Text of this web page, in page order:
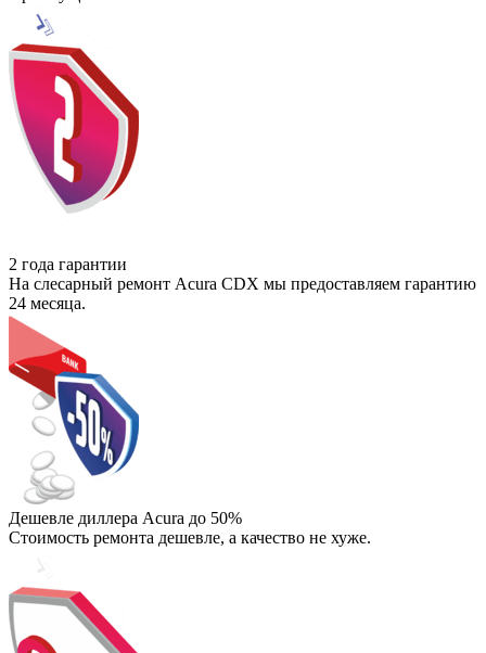
2 года гарантии
На слесарный ремонт Acura CDX мы предоставляем гарантию
24 месяца.
Дешевле диллера Acura до 50%
Стоимость ремонта дешевле, а качество не хуже.